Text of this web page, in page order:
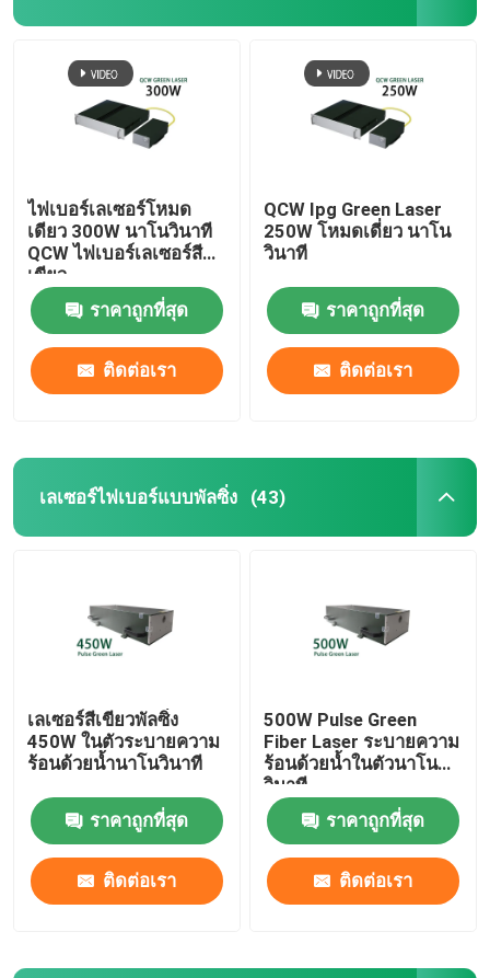
ไฟเบอร์เลเซอร์โหมด
เดียว 300W นาโนวินาที
QCW ไฟเบอร์เลเซอร์สี
เขียว
ราคาถูกที่สุด
ติดต่อเรา
QCW Ipg Green Laser
250W โหมดเดี่ยว นาโน
วินาที
ราคาถูกที่สุด
ติดต่อเรา
เลเซอร์ไฟเบอร์แบบพัลซิ่ง (43)
เลเซอร์สีเขียวพัลซิ่ง
450W ในตัวระบายความ
ร้อนด้วยน้ำนาโนวินาที
ราคาถูกที่สุด
ติดต่อเรา
500W Pulse Green
Fiber Laser ระบายความ
ร้อนด้วยน้ำในตัวนาโน
วินาที
ราคาถูกที่สุด
ติดต่อเรา